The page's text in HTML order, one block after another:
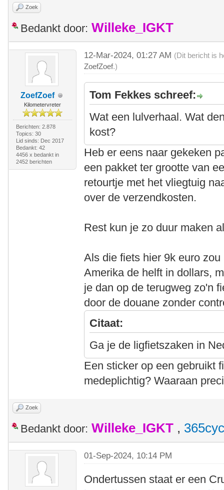
Zoek
Bedankt door: Willeke_IGKT
ZoefZoef
Kilometervreter
Berichten: 2.878
Topics: 30
Lid sinds: Dec 2017
Bedankt: 42
4456 x bedankt in
2452 berichten
12-Mar-2024, 01:27 AM (Dit bericht is
ZoefZoef.)
Tom Fekkes schreef:
Wat een lulverhaal. Wat
kost?
Heb er eens naar gekeken
een pakket ter grootte van
retourtje met het vliegtuig
over de verzendkosten.
Rest kun je zo duur maken
Als die fiets hier 9k euro
Amerika de helft in dollars,
je dan op de terugweg zo'n
door de douane zonder
Citaat:
Ga je de ligfietszaken in
Een sticker op een gebruikt
medeplichtig? Waaraan
Zoek
Bedankt door: Willeke_IGKT ,
01-Sep-2024, 10:14 PM
Ondertussen staat er een